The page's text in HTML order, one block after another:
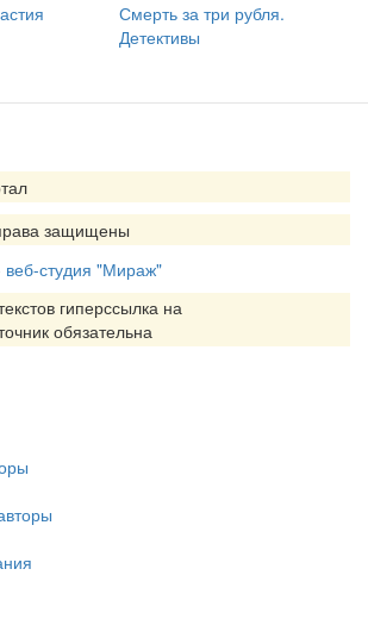
Смерть за три рубля.
Детективы
защищены
веб-студия "Мираж"
гиперссылка на
обязательна